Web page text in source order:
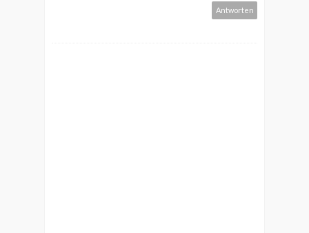
Antworten